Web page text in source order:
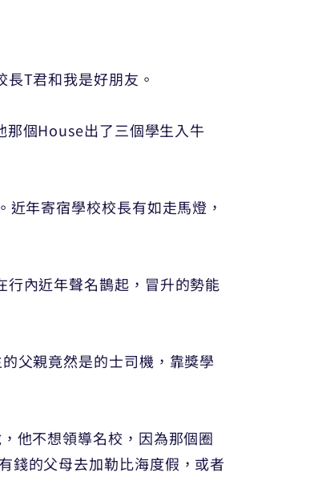
T君和我是好朋友。
那個House出了三個學生入牛
年寄宿學校校長有如走馬燈，
內近年聲名鵲起，冒升的勢能
父親竟然是的士司機，靠獎學
他不想領導名校，因為那個圈
錢的父母去加勒比海度假，或者